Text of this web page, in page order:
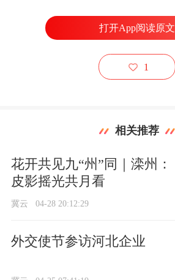
打开App阅读原文
1
相关推荐
花开共见九“州”同｜滦州：
皮影摇光共月看
冀云 04-28 20:12:29
外交使节参访河北企业